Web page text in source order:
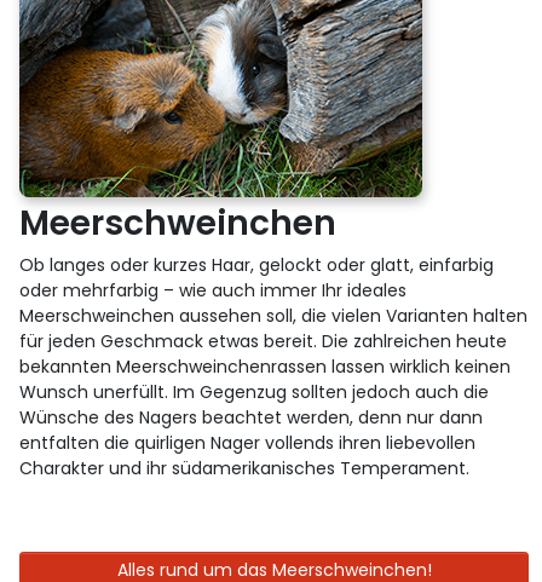
Meerschweinchen
Ob langes oder kurzes Haar, gelockt oder glatt, einfarbig
oder mehrfarbig – wie auch immer Ihr ideales
Meerschweinchen aussehen soll, die vielen Varianten halten
für jeden Geschmack etwas bereit. Die zahlreichen heute
bekannten Meerschweinchenrassen lassen wirklich keinen
Wunsch unerfüllt. Im Gegenzug sollten jedoch auch die
Wünsche des Nagers beachtet werden, denn nur dann
entfalten die quirligen Nager vollends ihren liebevollen
Charakter und ihr südamerikanisches Temperament.
Alles rund um das Meerschweinchen!